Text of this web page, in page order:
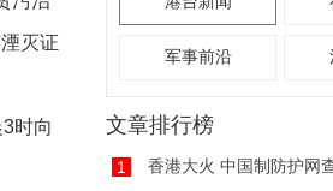
灭证
时向
军事前沿
文章排行榜
1
香港大火 中国制防护网查不到